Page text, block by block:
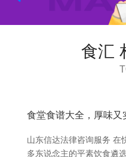
食汇
食堂食谱大全，厚味又
山东信达法律咨询服务 在
多东说念主的平素饮食遴